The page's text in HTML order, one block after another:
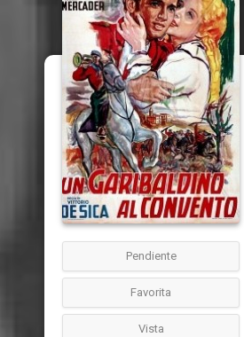
Pendiente
Favorita
Vista